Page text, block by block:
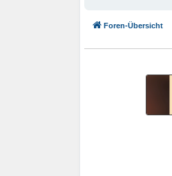
Foren-Übersicht